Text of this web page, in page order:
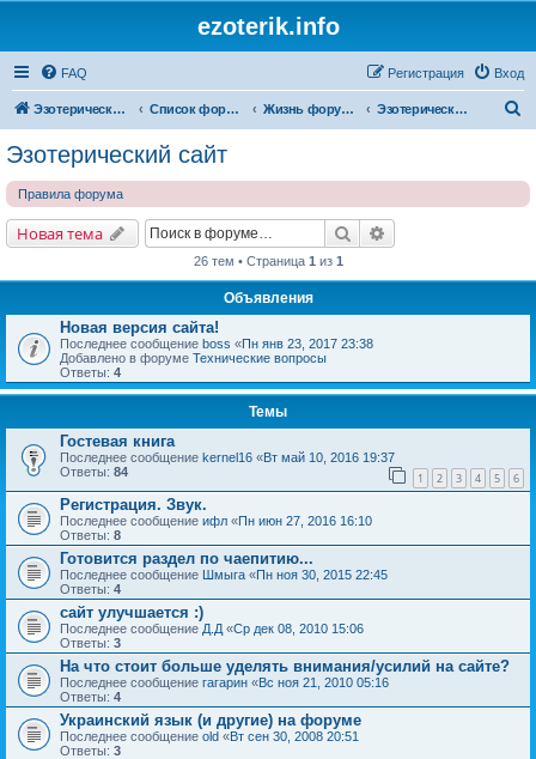
ezoterik.info
FAQ Вход
Регистрация
Эзотерический сайт Список форумов Жизнь форума и сайта Эзотерический сайт
Эзотерический сайт
Правила форума
Новая тема Поиск
26 тем • Страница 1 из 1
Объявления
Новая версия сайта!
Последнее сообщение boss «Пн янв 23, 2017 23:38
Добавлено в форуме Технические вопросы
Ответы: 4
Темы
Гостевая книга
Последнее сообщение kernel16 «Вт май 10, 2016 19:37
Ответы: 84 1 2 3 4 5 6
Регистрация. Звук.
Последнее сообщение ифл «Пн июн 27, 2016 16:10
Ответы: 8
Готовится раздел по чаепитию...
Последнее сообщение Шмыга «Пн ноя 30, 2015 22:45
Ответы: 4
сайт улучшается :)
Последнее сообщение Д.Д «Ср дек 08, 2010 15:06
Ответы: 3
На что стоит больше уделять внимания/усилий на сайте?
Последнее сообщение гагарин «Вс ноя 21, 2010 05:16
Ответы: 4
Украинский язык (и другие) на форуме
Последнее сообщение old «Вт сен 30, 2008 20:51
Ответы: 3